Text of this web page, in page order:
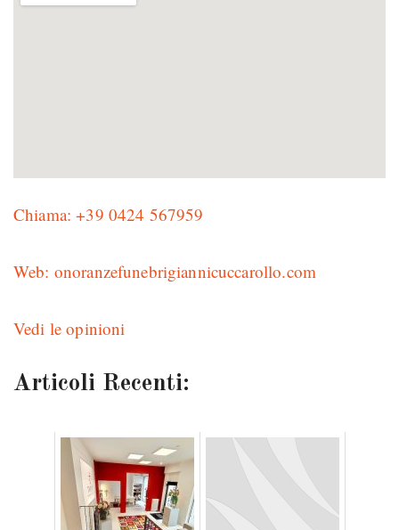
Chiama: +39 0424 567959
Web: onoranzefunebrigiannicuccarollo.com
Vedi le opinioni
Articoli Recenti: